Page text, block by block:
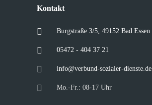
Kontakt
Burgstraße 3/5, 49152 Bad Essen
05472 - 404 37 21
info@verbund-sozialer-dienste.de
Mo.-Fr.: 08-17 Uhr